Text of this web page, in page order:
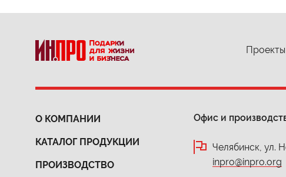
О КОМПАНИИ
КАТАЛОГ ПРОДУКЦИИ
ПРОИЗВОДСТВО
Офис и
Челябинск, ул.
inpro@inpro.org